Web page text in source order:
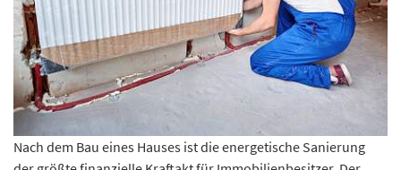
Nach dem Bau eines Hauses ist die energetische Sanierung